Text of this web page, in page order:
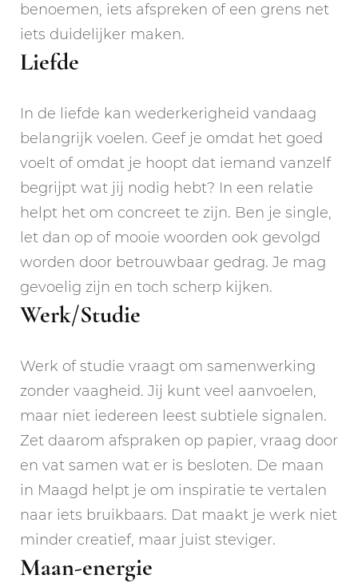
benoemen, iets afspreken of een grens net
iets duidelijker maken.
Liefde
In de liefde kan wederkerigheid vandaag
belangrijk voelen. Geef je omdat het goed
voelt of omdat je hoopt dat iemand vanzelf
begrijpt wat jij nodig hebt? In een relatie
helpt het om concreet te zijn. Ben je single,
let dan op of mooie woorden ook gevolgd
worden door betrouwbaar gedrag. Je mag
gevoelig zijn en toch scherp kijken.
Werk/Studie
Werk of studie vraagt om samenwerking
zonder vaagheid. Jij kunt veel aanvoelen,
maar niet iedereen leest subtiele signalen.
Zet daarom afspraken op papier, vraag door
en vat samen wat er is besloten. De maan
in Maagd helpt je om inspiratie te vertalen
naar iets bruikbaars. Dat maakt je werk niet
minder creatief, maar juist steviger.
Maan-energie